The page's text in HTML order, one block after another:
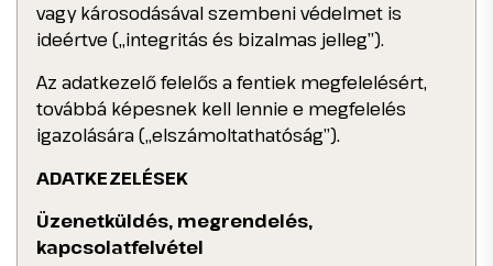
vagy károsodásával szembeni védelmet is
ideértve („integritás és bizalmas jelleg”).
Az adatkezelő felelős a fentiek megfelelésért,
továbbá képesnek kell lennie e megfelelés
igazolására („elszámoltathatóság”).
ADATKEZELÉSEK
Üzenetküldés, megrendelés,
kapcsolatfelvétel